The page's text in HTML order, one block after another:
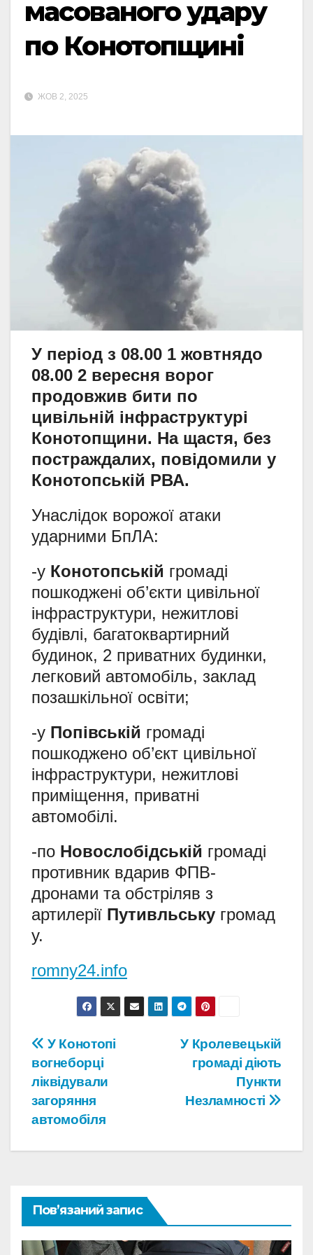
масованого удару
по Конотопщині
ЖОВ 2, 2025
У період з 08.00 1 жовтнядо
08.00 2 вересня ворог
продовжив бити по
цивільній інфраструктурі
Конотопщини. На щастя, без
постраждалих, повідомили у
Конотопській РВА.
Унаслідок ворожої атаки
ударними БпЛА:
-у Конотопській громаді
пошкоджені об’єкти цивільної
інфраструктури, нежитлові
будівлі, багатоквартирний
будинок, 2 приватних будинки,
легковий автомобіль, заклад
позашкільної освіти;
-у Попівській громаді
пошкоджено об’єкт цивільної
інфраструктури, нежитлові
приміщення, приватні
автомобілі.
-по Новослобідській громаді
противник вдарив ФПВ-
дронами та обстріляв з
артилерії Путивльську громад
у.
romny24.info
Навігація
записів
У Кролевецькій
громаді діють
Пункти
Незламності
У Конотопі
вогнеборці
ліквідували
загоряння
автомобіля
Пов’язаний запис